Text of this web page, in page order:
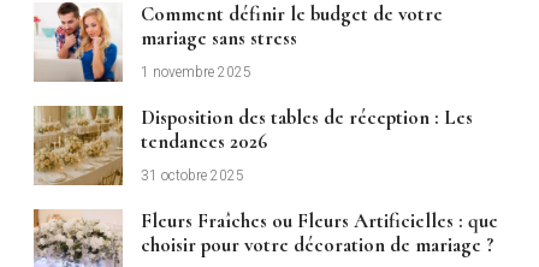
Comment définir le budget de votre
mariage sans stress
1 novembre 2025
Disposition des tables de réception : Les
tendances 2026
31 octobre 2025
Fleurs Fraîches ou Fleurs Artificielles : que
choisir pour votre décoration de mariage ?